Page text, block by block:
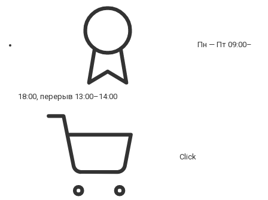
Пн — Пт 09:00–
18:00, перерыв 13:00–14:00
Click